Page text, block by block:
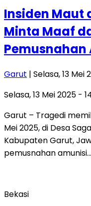
Insiden Maut
Minta Maaf
Pemusnahan
Garut | Selasa, 13 Mei
Selasa, 13 Mei 2025 -
Garut – Tragedi
Mei 2025, di Desa
Kabupaten Garut,
pemusnahan amunisi…
Bekasi